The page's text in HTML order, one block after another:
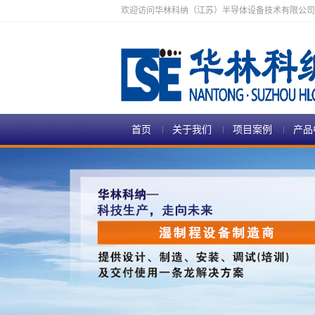
欢迎访问华林科纳（江苏）半导体设备技术有限公
首页 关于我们 项目案例 产